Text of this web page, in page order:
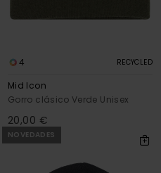
4 RECYCLED
Mid Icon
Gorro clásico Verde Unisex
20,00 €
NOVEDADES